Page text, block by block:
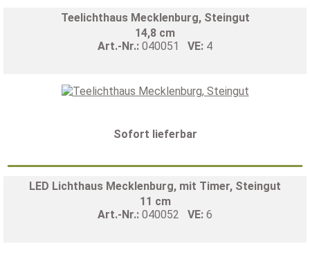
Teelichthaus Mecklenburg, Steingut
14,8 cm
Art.-Nr.: 040051 VE: 4
Sofort lieferbar
LED Lichthaus Mecklenburg, mit Timer, Steingut
11 cm
Art.-Nr.: 040052 VE: 6